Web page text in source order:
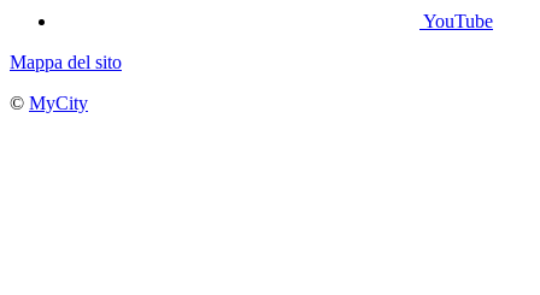
YouTube
Mappa del sito
© MyCity